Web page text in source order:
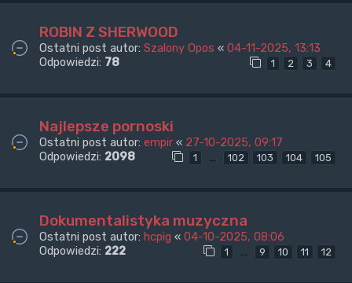
ROBIN Z SHERWOOD
Ostatni post autor: Szalony Opos « 04-11-2025, 13:13
Odpowiedzi: 78 1 2 3 4
Najlepsze pornoski
Ostatni post autor: empir « 27-10-2025, 09:17
Odpowiedzi: 2098 1 … 102 103 104 105
Dokumentalistyka muzyczna
Ostatni post autor: hcpig « 04-10-2025, 08:06
Odpowiedzi: 222 1 … 9 10 11 12